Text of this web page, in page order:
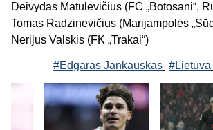
Deivydas Matulevičius (FC „Botosani“,
Tomas Radzinevičius (Marijampolės
Nerijus Valskis (FK „Trakai“)
#Edgaras Jankauskas #Lietuva